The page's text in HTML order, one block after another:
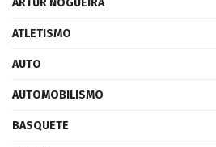
ARTUR NOGUEIRA
ATLETISMO
AUTO
AUTOMOBILISMO
BASQUETE